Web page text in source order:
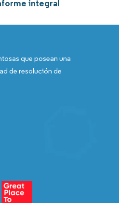
integral
que posean una
de resolución de